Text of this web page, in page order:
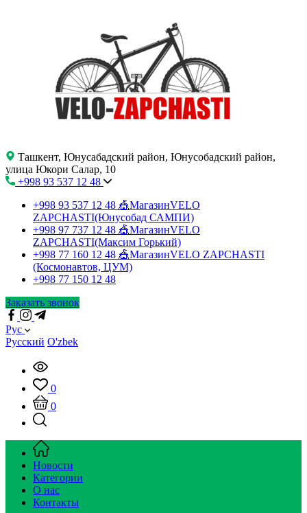
Ташкент, Юнусабадский район, Юнусобадский район,
улица Юкори Салар, 10
+998 93 537 12 48
+998 93 537 12 48 🎪МагазинVELO
ZAPCHASTI(Юнусобад САМПИ)
+998 97 737 12 48 🎪МагазинVELO
ZAPCHASTI(Максим Горький)
+998 77 160 12 48 🎪МагазинVELO ZAPCHASTI
(Космонавтов, ЦУМ)
+998 77 150 12 48
Заказать звонок
Рус
Русский O'zbek
0
0
Новости
Категории
О нас
Контакты